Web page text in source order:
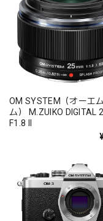
OM SYSTEM（オーエ
ム） M.ZUIKO DIGITAL
F1.8 II